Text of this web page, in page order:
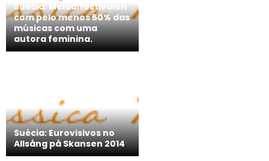
Suécia: Melodifestivalen
com pelo menos 50% das
músicas com uma
autora feminina.
Suécia: Eurovisivos no
Allsång på Skansen 2014